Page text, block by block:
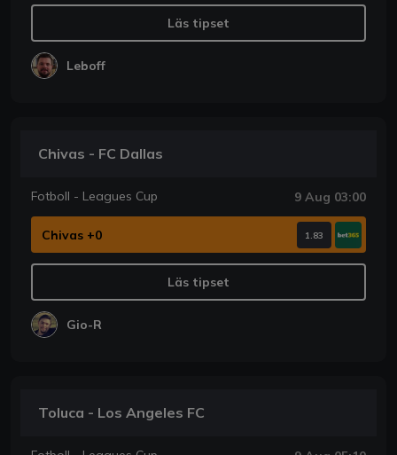
Läs tipset
Leboff
Chivas - FC Dallas
Fotboll - Leagues Cup 9 Aug 03:00
Chivas +0 1.83
Läs tipset
Gio-R
Toluca - Los Angeles FC